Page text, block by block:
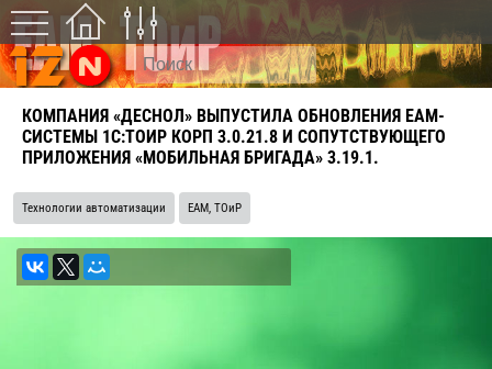
КОМПАНИЯ «ДЕСНОЛ» ВЫПУСТИЛА ОБНОВЛЕНИЯ EAM-
СИСТЕМЫ 1С:ТОИР КОРП 3.0.21.8 И СОПУТСТВУЮЩЕГО
ПРИЛОЖЕНИЯ «МОБИЛЬНАЯ БРИГАДА» 3.19.1.
Технологии автоматизации EAM, ТОиР